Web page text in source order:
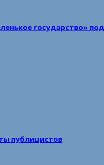
государство»
публицистов